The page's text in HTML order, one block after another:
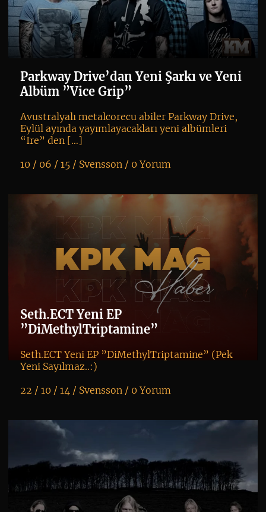
Parkway Drive’dan Yeni Şarkı ve Yeni
Albüm ”Vice Grip”
Avustralyalı metalcorecu abiler Parkway Drive,
Eylül ayında yayımlayacakları yeni albümleri
“Ire” den […]
10 / 06 / 15 / Svensson/ 0 Yorum
Seth.ECT Yeni EP
”DiMethylTriptamine”
Seth.ECT Yeni EP ”DiMethylTriptamine” (Pek
Yeni Sayılmaz..:)
22 / 10 / 14 / Svensson/ 0 Yorum